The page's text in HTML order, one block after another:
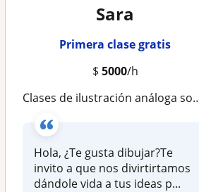
Sara
Primera clase gratis
$ 5000/h
Clases de ilustración análoga sobre papel y madera
Hola, ¿Te gusta dibujar?Te
invito a que nos divirtirtamos
dándole vida a tus ideas p...